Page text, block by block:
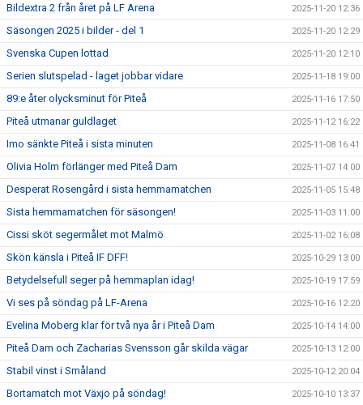
Bildextra 2 från året på LF Arena 2025-11-20 12:36
Säsongen 2025 i bilder - del 1 2025-11-20 12:29
Svenska Cupen lottad 2025-11-20 12:10
Serien slutspelad - laget jobbar vidare 2025-11-18 19:00
89:e åter olycksminut för Piteå 2025-11-16 17:50
Piteå utmanar guldlaget 2025-11-12 16:22
Imo sänkte Piteå i sista minuten 2025-11-08 16:41
Olivia Holm förlänger med Piteå Dam 2025-11-07 14:00
Desperat Rosengård i sista hemmamatchen 2025-11-05 15:48
Sista hemmamatchen för säsongen! 2025-11-03 11:00
Cissi sköt segermålet mot Malmö 2025-11-02 16:08
Skön känsla i Piteå IF DFF! 2025-10-29 13:00
Betydelsefull seger på hemmaplan idag! 2025-10-19 17:59
Vi ses på söndag på LF-Arena 2025-10-16 12:20
Evelina Moberg klar för två nya år i Piteå Dam 2025-10-14 14:00
Piteå Dam och Zacharias Svensson går skilda vägar 2025-10-13 12:00
Stabil vinst i Småland 2025-10-12 20:04
Bortamatch mot Växjö på söndag! 2025-10-10 13:37